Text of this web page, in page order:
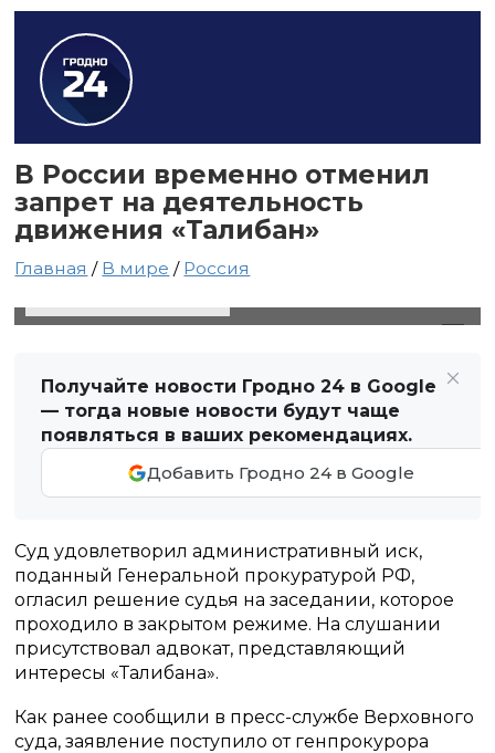
В России временно отменил
запрет на деятельность
движения «Талибан»
Главная / В мире / Россия
Получайте новости Гродно 24 в Google
— тогда новые новости будут чаще
появляться в ваших рекомендациях.
Добавить Гродно 24 в Google
Суд удовлетворил административный иск,
поданный Генеральной прокуратурой РФ,
огласил решение судья на заседании, которое
проходило в закрытом режиме. На слушании
присутствовал адвокат, представляющий
интересы «Талибана».
Как ранее сообщили в пресс-службе Верховного
суда, заявление поступило от генпрокурора